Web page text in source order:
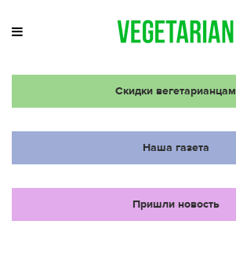
Скидки вегетарианцам
Наша газета
Пришли новость